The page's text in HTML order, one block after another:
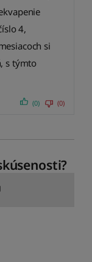
4,
si
s týmto
(0) (0)